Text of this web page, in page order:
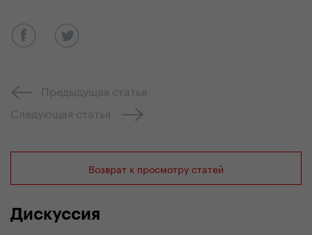
Предыдущая статья
Следующая статья
Возврат к просмотру статей
Дискуссия